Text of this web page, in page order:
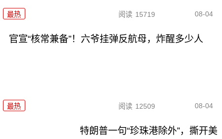
最热 阅读 15719 08-04
官宣“核常兼备”！六爷挂弹反航母，炸醒多少人
最热 阅读 12509 08-04
特朗普一句“珍珠港除外”，撕开美